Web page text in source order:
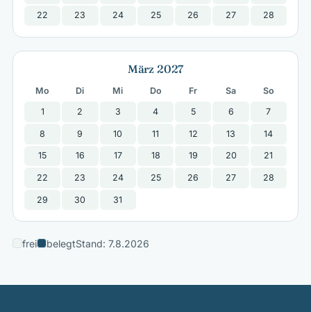
22 23 24 25 26 27 28
März 2027
Mo Di Mi Do Fr Sa
So
1
2 3 4 5 6 7
8 9 10 11 12 13 14
15 16 17 18 19 20 21
22 23 24 25 26 27 28
29 30 31
frei belegtStand: 7.8.2026